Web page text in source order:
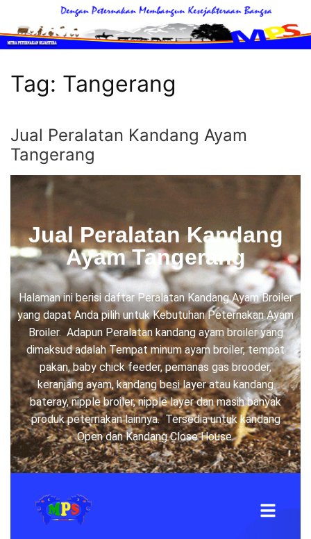
Tag: Tangerang
Jual Peralatan Kandang Ayam
Tangerang
Jual Peralatan Kandang
Ayam Tangerang
Halaman ini berisi daftar Peralatan Kandang Ayam Broiler
yang dapat Anda pilih untuk Kebutuhan Peternakan Ayam
Broiler. Adapun Peralatan kandang ayam broiler yang
dimaksud adalah Tempat minum ayam broiler, tempat
pakan, baby chick feeder, pemanas gas brooder,
keranjang ayam, kandang besi layer atau kandang
bateray, nipple broiler, nipple layer dan masih banyak
produk peternakan lainnya. Tersedia untuk kandang
Open dan Kandang Close House.